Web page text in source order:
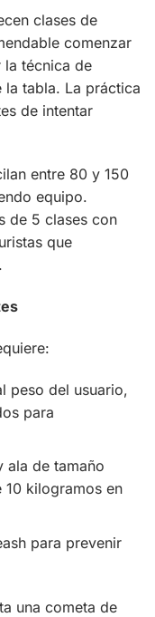
clases de
comenzar
la técnica de
tabla. La práctica
de intentar
entre 80 y 150
equipo.
de 5 clases con
que
peso del usuario,
para
ala de tamaño
10 kilogramos en
para prevenir
una cometa de